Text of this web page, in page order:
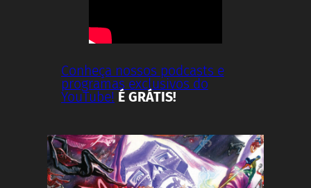
Conheça nossos podcasts e
programas exclusivos do
YouTube! É GRÁTIS!